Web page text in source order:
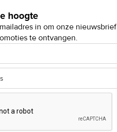
hoogte
in om onze
te ontvangen.